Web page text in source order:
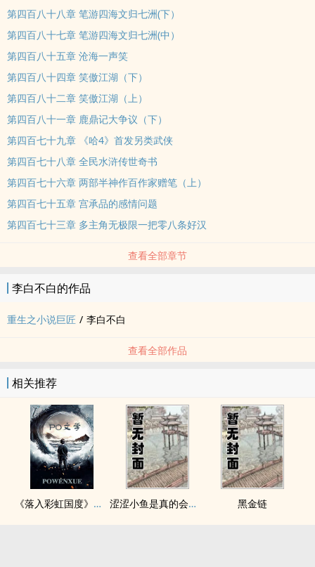
第四百八十八章 笔游四海文归七洲(下）
第四百八十七章 笔游四海文归七洲(中）
第四百八十五章 沧海一声笑
第四百八十四章 笑傲江湖（下）
第四百八十二章 笑傲江湖（上）
第四百八十一章 鹿鼎记大争议（下）
第四百七十九章 《哈4》首发另类武侠
第四百七十八章 全民水浒传世奇书
第四百七十六章 两部半神作百作家赠笔（上）
第四百七十五章 宫承品的感情问题
第四百七十三章 多主角无极限一把零八条好汉
查看全部章节
李白不白的作品
重生之小说巨匠 / 李白不白
查看全部作品
相关推荐
《落入彩虹国度》穿越+西幻+言情 涩涩小鱼是真的会被干透 黑金链